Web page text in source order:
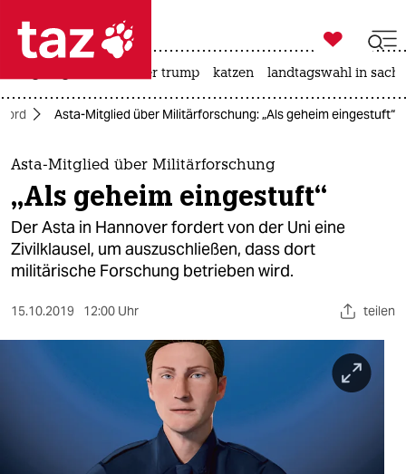
 taz zahl ich
taz zahl ich
themen
politik
öko

taz zahl ich
usa unter trump katzen landtagswahl in
Asta-Mitglied über Militärforschung: „Als geheim eingestuft“
Asta-Mitglied über Militärforschung
„Als geheim eingestuft“
Der Asta in Hannover fordert von der Uni eine
Zivilklausel, um auszuschließen, dass dort
militärische Forschung betrieben wird.
15.10.2019 12:00 Uhr teilen